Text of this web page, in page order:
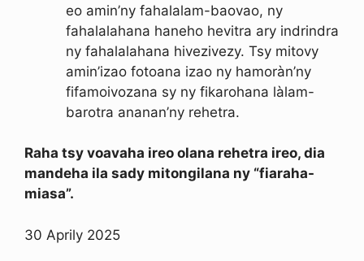
eo amin’ny fahalalam-baovao, ny
fahalalahana haneho hevitra ary indrindra
ny fahalalahana hivezivezy. Tsy mitovy
amin’izao fotoana izao ny hamoràn’ny
fifamoivozana sy ny fikarohana làlam-
barotra ananan’ny rehetra.
Raha tsy voavaha ireo olana rehetra ireo, dia
mandeha ila sady mitongilana ny “fiaraha-
miasa”.
30 Aprily 2025